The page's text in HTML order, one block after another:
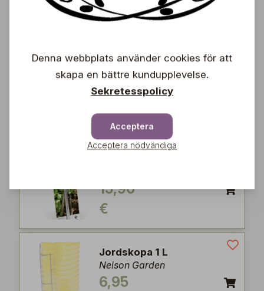
€
Fiberduk med öppning
Nelson Garden
9,95
€
15,90
€
Jordskopa 1 L
Nelson Garden
6,95
Denna webbplats använder cookies för att
skapa en bättre kundupplevelse.
Sekretesspolicy
Acceptera
Acceptera nödvändiga